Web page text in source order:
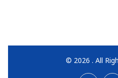
© 2026 . All